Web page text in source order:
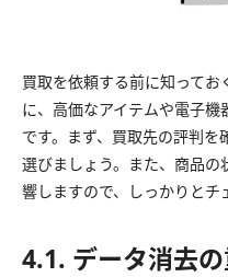
買取を依頼する前に知って
に、高価なアイテムや電子
です。まず、買取先の評判
選びましょう。また、商品
響しますので、しっかりとチ
4.1. データ消去